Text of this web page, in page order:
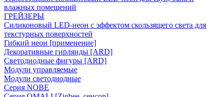
влажных помещений
ГРЕЙЗЕРЫ
Силиконовый LED-неон с эффектом скользящего света для
текстурных поверхностей
Гибкий неон [применение]
Декоративные гирлянды [ARD]
Светодиодные фигуры [ARD]
Модули управляемые
Модули светодиодные
Серия NOBE